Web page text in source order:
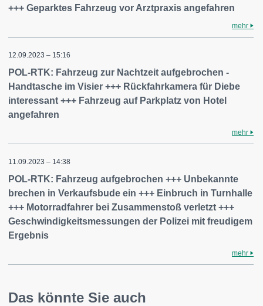
+++ Geparktes Fahrzeug vor Arztpraxis angefahren
mehr
12.09.2023 – 15:16
POL-RTK: Fahrzeug zur Nachtzeit aufgebrochen -
Handtasche im Visier +++ Rückfahrkamera für Diebe
interessant +++ Fahrzeug auf Parkplatz von Hotel
angefahren
mehr
11.09.2023 – 14:38
POL-RTK: Fahrzeug aufgebrochen +++ Unbekannte
brechen in Verkaufsbude ein +++ Einbruch in Turnhalle
+++ Motorradfahrer bei Zusammenstoß verletzt +++
Geschwindigkeitsmessungen der Polizei mit freudigem
Ergebnis
mehr
Das könnte Sie auch